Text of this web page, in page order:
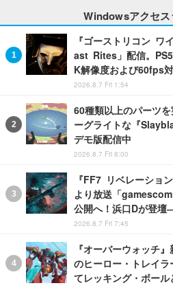
Windowsアクセス
『ゴーストリコン ワ
ast Rites」配信。
K解像度および60fps
2026.8.7 Fri 1:54
60種類以上のパーツ
ーグライトな『
デモ版配信中
2026.8.7 Fri 8:00
『FF7 リベレーショ
より放送「
公開へ！浜口Dが登壇
2026.8.7 Fri 7:45
『オーバーウォッチ
のヒーロー・トレイ
てレッキング・ボール